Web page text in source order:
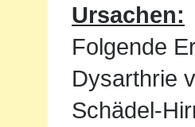
Ursachen:
Folgende
Dysarthrie
Schädel-